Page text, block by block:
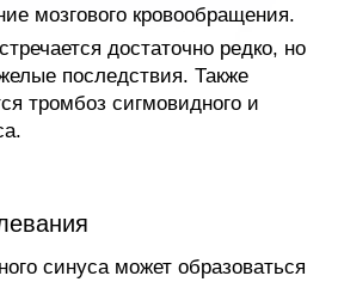
мозгового кровообращения.
достаточно редко, но
последствия. Также
тромбоз сигмовидного и
синуса может образоваться